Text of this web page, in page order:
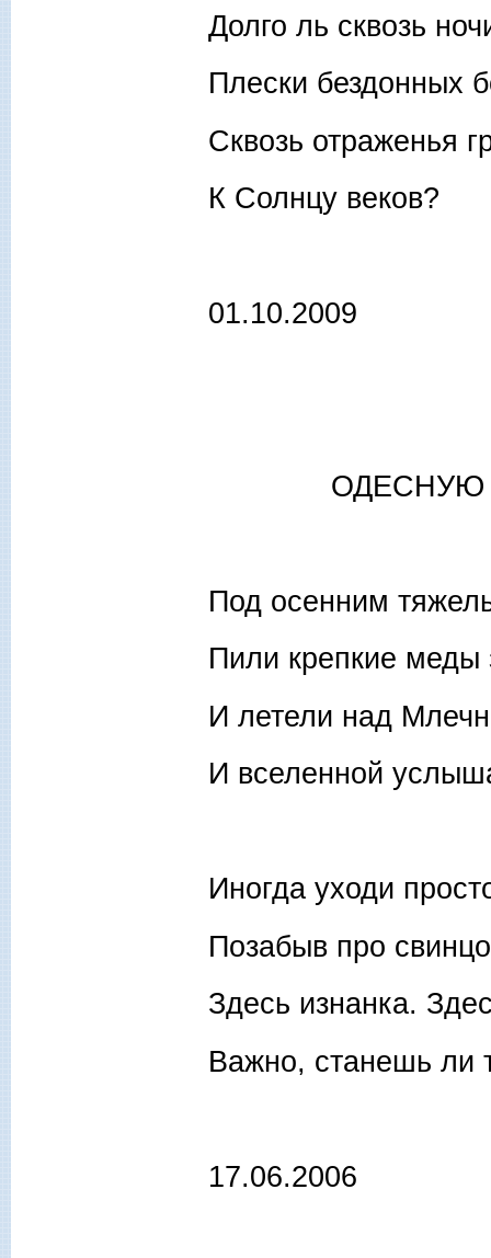
Долго ль сквозь
Плески бездонных
Сквозь отраженья
К Солнцу веков?
01.10.2009
ОДЕСНУЮ
Под осенним
Пили крепкие меды
И летели над
И вселенной
Иногда уходи
Позабыв про
Здесь изнанка.
Важно, станешь ли
17.06.2006